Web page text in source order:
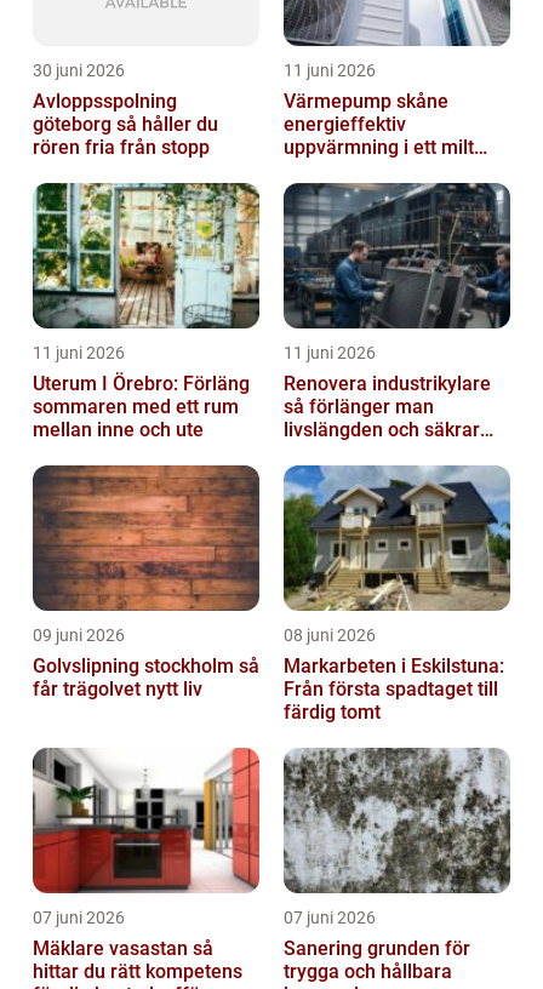
30 juni 2026
Avloppsspolning
göteborg så håller du
rören fria från stopp
11 juni 2026
Värmepump skåne
energieffektiv
uppvärmning i ett milt
11 juni 2026
Uterum I Örebro: Förläng
sommaren med ett rum
mellan inne och ute
11 juni 2026
Renovera industrikylare
så förlänger man
livslängden och säkrar
09 juni 2026
Golvslipning stockholm så
får trägolvet nytt liv
08 juni 2026
Markarbeten i Eskilstuna:
Från första spadtaget till
färdig tomt
07 juni 2026
Mäklare vasastan så
hittar du rätt kompetens
07 juni 2026
Sanering grunden för
trygga och hållbara